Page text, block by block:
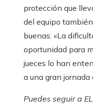
protección que
del equipo
buenas: «La
oportunidad para
jueces lo han
a una gran jornada
Puedes seguir a